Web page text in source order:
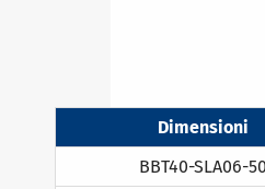
Dimensioni
BBT40-SLA06-50